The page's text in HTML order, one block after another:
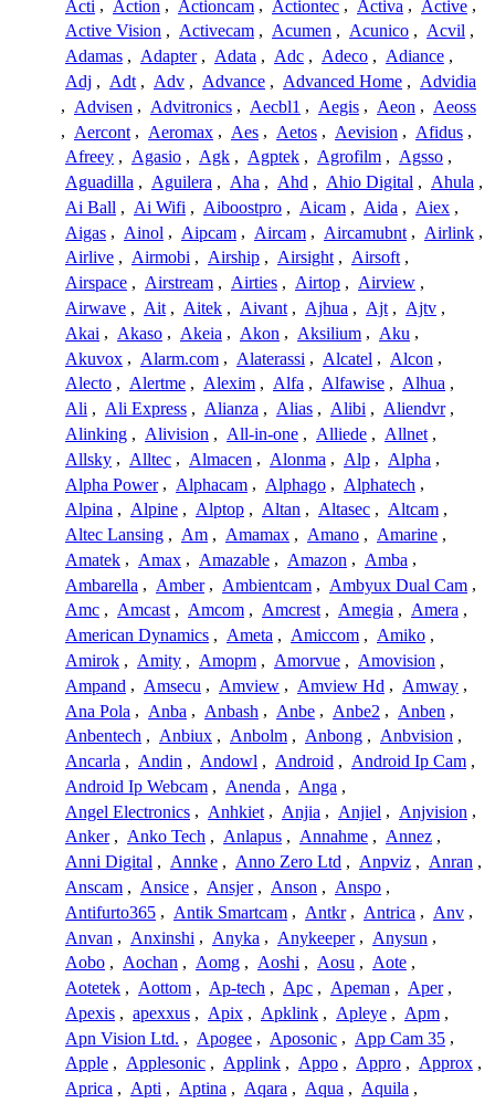
Acti , Action , Actioncam , Actiontec , Activa , Active ,
Active Vision , Activecam , Acumen , Acunico , Acvil ,
Adamas , Adapter , Adata , Adc , Adeco , Adiance ,
Adj , Adt , Adv , Advance , Advanced Home , Advidia
, Advisen , Advitronics , Aecbl1 , Aegis , Aeon , Aeoss
, Aercont , Aeromax , Aes , Aetos , Aevision , Afidus ,
Afreey , Agasio , Agk , Agptek , Agrofilm , Agsso ,
Aguadilla , Aguilera , Aha , Ahd , Ahio Digital , Ahula ,
Ai Ball , Ai Wifi , Aiboostpro , Aicam , Aida , Aiex ,
Aigas , Ainol , Aipcam , Aircam , Aircamubnt , Airlink ,
Airlive , Airmobi , Airship , Airsight , Airsoft ,
Airspace , Airstream , Airties , Airtop , Airview ,
Airwave , Ait , Aitek , Aivant , Ajhua , Ajt , Ajtv ,
Akai , Akaso , Akeia , Akon , Aksilium , Aku ,
Akuvox , Alarm.com , Alaterassi , Alcatel , Alcon ,
Alecto , Alertme , Alexim , Alfa , Alfawise , Alhua ,
Ali , Ali Express , Alianza , Alias , Alibi , Aliendvr ,
Alinking , Alivision , All-in-one , Alliede , Allnet ,
Allsky , Alltec , Almacen , Alonma , Alp , Alpha ,
Alpha Power , Alphacam , Alphago , Alphatech ,
Alpina , Alpine , Alptop , Altan , Altasec , Altcam ,
Altec Lansing , Am , Amamax , Amano , Amarine ,
Amatek , Amax , Amazable , Amazon , Amba ,
Ambarella , Amber , Ambientcam , Ambyux Dual Cam ,
Amc , Amcast , Amcom , Amcrest , Amegia , Amera ,
American Dynamics , Ameta , Amiccom , Amiko ,
Amirok , Amity , Amopm , Amorvue , Amovision ,
Ampand , Amsecu , Amview , Amview Hd , Amway ,
Ana Pola , Anba , Anbash , Anbe , Anbe2 , Anben ,
Anbentech , Anbiux , Anbolm , Anbong , Anbvision ,
Ancarla , Andin , Andowl , Android , Android Ip Cam ,
Android Ip Webcam , Anenda , Anga ,
Angel Electronics , Anhkiet , Anjia , Anjiel , Anjvision ,
Anker , Anko Tech , Anlapus , Annahme , Annez ,
Anni Digital , Annke , Anno Zero Ltd , Anpviz , Anran ,
Anscam , Ansice , Ansjer , Anson , Anspo ,
Antifurto365 , Antik Smartcam , Antkr , Antrica , Anv ,
Anvan , Anxinshi , Anyka , Anykeeper , Anysun ,
Aobo , Aochan , Aomg , Aoshi , Aosu , Aote ,
Aotetek , Aottom , Ap-tech , Apc , Apeman , Aper ,
Apexis , apexxus , Apix , Apklink , Apleye , Apm ,
Apn Vision Ltd. , Apogee , Aposonic , App Cam 35 ,
Apple , Applesonic , Applink , Appo , Appro , Approx ,
Aprica , Apti , Aptina , Aqara , Aqua , Aquila ,